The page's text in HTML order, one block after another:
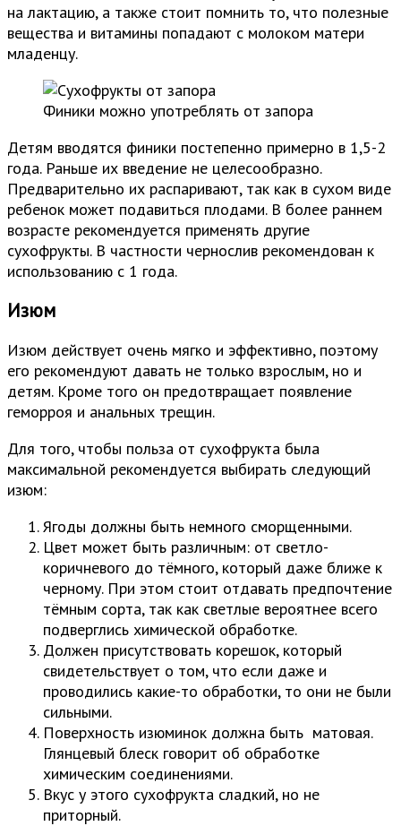
на лактацию, а также стоит помнить то, что полезные
вещества и витамины попадают с молоком матери
младенцу.
Финики можно употреблять от запора
Детям вводятся финики постепенно примерно в 1,5-2
года. Раньше их введение не целесообразно.
Предварительно их распаривают, так как в сухом виде
ребенок может подавиться плодами. В более раннем
возрасте рекомендуется применять другие
сухофрукты. В частности чернослив рекомендован к
использованию с 1 года.
Изюм
Изюм действует очень мягко и эффективно, поэтому
его рекомендуют давать не только взрослым, но и
детям. Кроме того он предотвращает появление
геморроя и анальных трещин.
Для того, чтобы польза от сухофрукта была
максимальной рекомендуется выбирать следующий
изюм:
Ягоды должны быть немного сморщенными.
Цвет может быть различным: от светло-
коричневого до тёмного, который даже ближе к
черному. При этом стоит отдавать предпочтение
тёмным сорта, так как светлые вероятнее всего
подверглись химической обработке.
Должен присутствовать корешок, который
свидетельствует о том, что если даже и
проводились какие-то обработки, то они не были
сильными.
Поверхность изюминок должна быть матовая.
Глянцевый блеск говорит об обработке
химическим соединениями.
Вкус у этого сухофрукта сладкий, но не
приторный.